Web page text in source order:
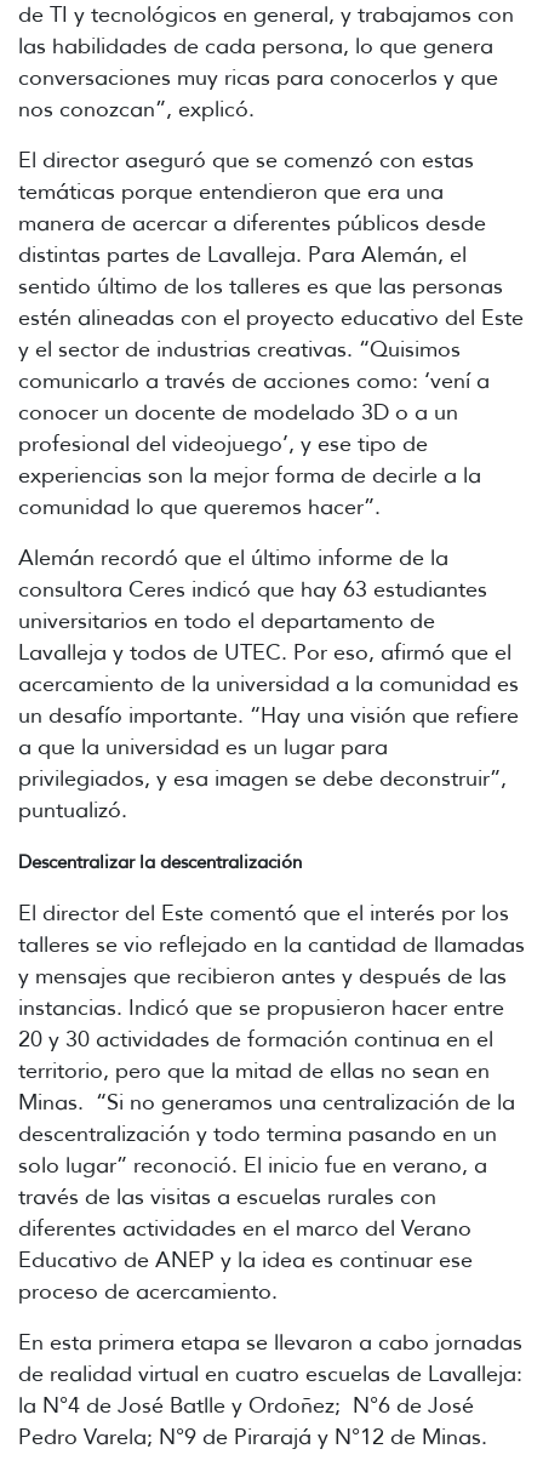
de TI y tecnológicos en general, y trabajamos con
las habilidades de cada persona, lo que genera
conversaciones muy ricas para conocerlos y que
nos conozcan”, explicó.
El director aseguró que se comenzó con estas
temáticas porque entendieron que era una
manera de acercar a diferentes públicos desde
distintas partes de Lavalleja. Para Alemán, el
sentido último de los talleres es que las personas
estén alineadas con el proyecto educativo del Este
y el sector de industrias creativas. “Quisimos
comunicarlo a través de acciones como: ‘vení a
conocer un docente de modelado 3D o a un
profesional del videojuego’, y ese tipo de
experiencias son la mejor forma de decirle a la
comunidad lo que queremos hacer”.
Alemán recordó que el último informe de la
consultora Ceres indicó que hay 63 estudiantes
universitarios en todo el departamento de
Lavalleja y todos de UTEC. Por eso, afirmó que el
acercamiento de la universidad a la comunidad es
un desafío importante. “Hay una visión que refiere
a que la universidad es un lugar para
privilegiados, y esa imagen se debe deconstruir”,
puntualizó.
Descentralizar la descentralización
El director del Este comentó que el interés por los
talleres se vio reflejado en la cantidad de llamadas
y mensajes que recibieron antes y después de las
instancias. Indicó que se propusieron hacer entre
20 y 30 actividades de formación continua en el
territorio, pero que la mitad de ellas no sean en
Minas. “Si no generamos una centralización de la
descentralización y todo termina pasando en un
solo lugar” reconoció. El inicio fue en verano, a
través de las visitas a escuelas rurales con
diferentes actividades en el marco del Verano
Educativo de ANEP y la idea es continuar ese
proceso de acercamiento.
En esta primera etapa se llevaron a cabo jornadas
de realidad virtual en cuatro escuelas de Lavalleja:
la N°4 de José Batlle y Ordoñez; N°6 de José
Pedro Varela; N°9 de Pirarajá y N°12 de Minas.